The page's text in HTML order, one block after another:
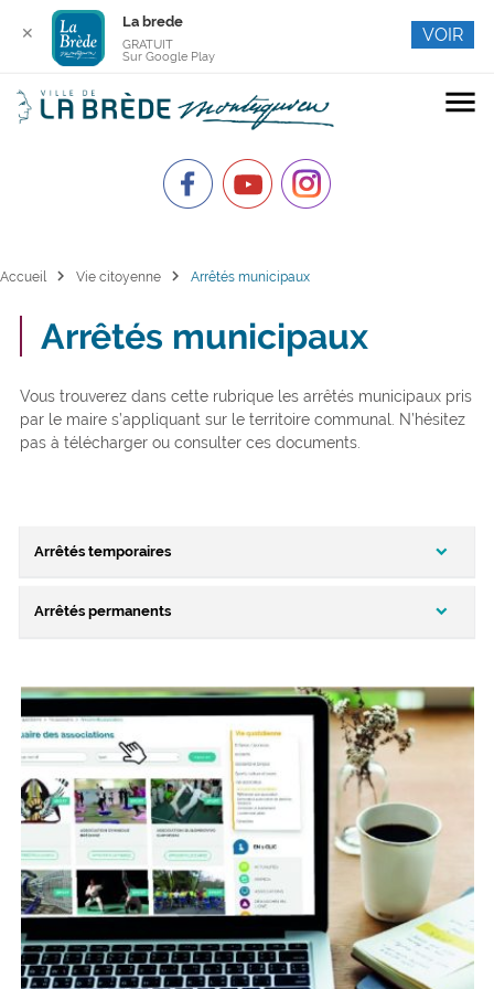
menu
Accueil chevron_right Vie citoyenne chevron_right Arrêtés municipaux
Arrêtés municipaux
Vous trouverez dans cette rubrique les arrêtés municipaux pris
par le maire s’appliquant sur le territoire communal. N’hésitez
pas à télécharger ou consulter ces documents.
Arrêtés temporaires
Arrêtés permanents
✕
La brede
GRATUIT
Sur Google Play
VOIR